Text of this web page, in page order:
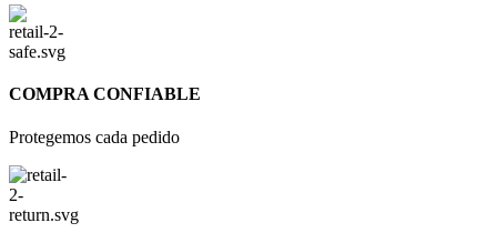
COMPRA CONFIABLE
Protegemos cada pedido